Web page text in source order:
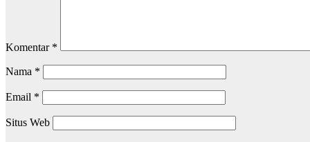
Komentar *
Nama *
Email *
Situs Web